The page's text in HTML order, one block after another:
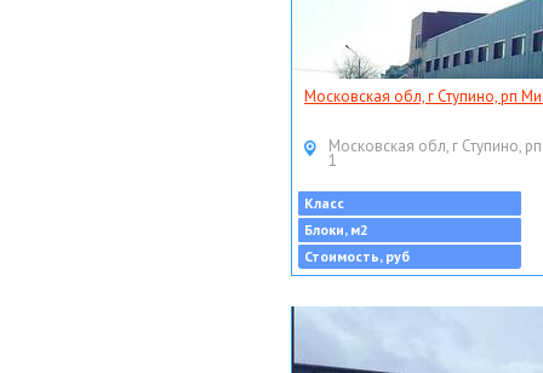
Московская обл, г Ступино, рп
Московская обл, г Ступино,
1
Класс
Блоки, м2
Стоимость, руб